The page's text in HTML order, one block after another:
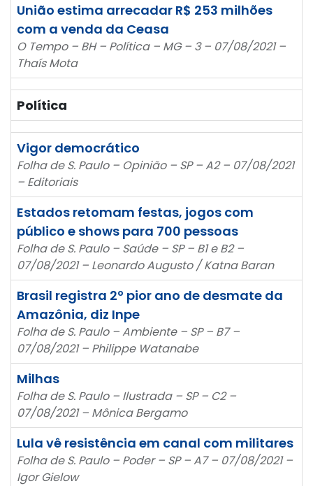
União estima arrecadar R$ 253 milhões
com a venda da Ceasa
O Tempo – BH – Política – MG – 3 – 07/08/2021 –
Thaís Mota
Política
Vigor democrático
Folha de S. Paulo – Opinião – SP – A2 – 07/08/2021
– Editoriais
Estados retomam festas, jogos com
público e shows para 700 pessoas
Folha de S. Paulo – Saúde – SP – B1 e B2 –
07/08/2021 – Leonardo Augusto / Katna Baran
Brasil registra 2º pior ano de desmate da
Amazônia, diz Inpe
Folha de S. Paulo – Ambiente – SP – B7 –
07/08/2021 – Philippe Watanabe
Milhas
Folha de S. Paulo – Ilustrada – SP – C2 –
07/08/2021 – Mônica Bergamo
Lula vê resistência em canal com militares
Folha de S. Paulo – Poder – SP – A7 – 07/08/2021 –
Igor Gielow